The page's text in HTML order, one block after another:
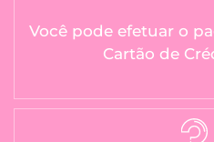
Você pode efetuar o
Cartão de